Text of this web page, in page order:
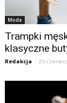
Moda
Trampki
klasyczne
Redakcja - 25